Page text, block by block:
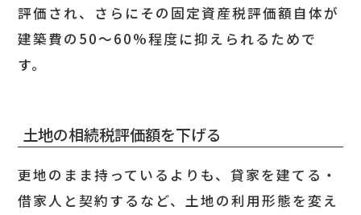
評価され、さらにその固定資産税評価額自体が
建築費の50〜60%程度に抑えられるためで
す。
土地の相続税評価額を下げる
更地のまま持っているよりも、貸家を建てる・
借家人と契約するなど、土地の利用形態を変え